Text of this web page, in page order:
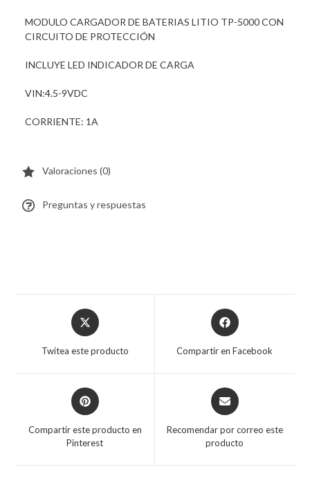
MODULO CARGADOR DE BATERIAS LITIO TP-5000 CON
CIRCUITO DE PROTECCIÓN
INCLUYE LED INDICADOR DE CARGA
VIN:4.5-9VDC
CORRIENTE: 1A
Valoraciones (0)
Preguntas y respuestas
Twitea este producto Compartir en Facebook
Compartir este producto en
Pinterest
Recomendar por correo este
producto